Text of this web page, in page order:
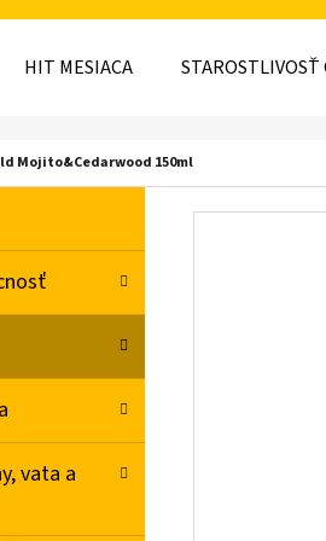
HIT MESIACA
Mojito&Cedarwood 150ml
vata a
ČO